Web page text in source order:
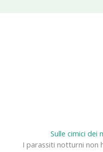
Sulle cimici dei
I parassiti notturni non